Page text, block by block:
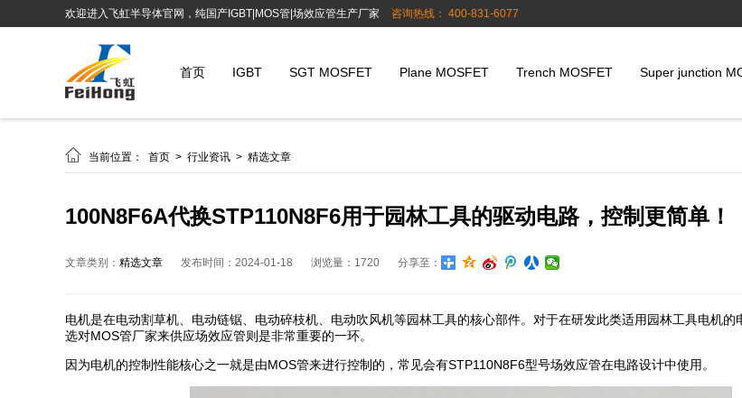
欢迎进入飞虹半导体官网，纯国产IGBT|MOS管|场效应管生产厂家 咨询热线： 400-831-6077
首页 IGBT SGT MOSFET Plane MOSFET Trench MOSFET Super junction
 当前位置： 首页 > 行业资讯 > 精选文章
100N8F6A代换STP110N8F6用于园林工具的驱动电路，控制更简单！
文章类别： 精选文章 发布时间：2024-01-18 浏览量：1720 分享至：
电机是在电动割草机、电动链锯、电动碎枝机、电动吹风机等园林工具的核心部件。对于在研发此类适用园林工具电机的
选对MOS管厂家来供应场效应管则是非常重要的一环。
因为电机的控制性能核心之一就是由MOS管来进行控制的，常见会有STP110N8F6型号场效应管在电路设计中使用。